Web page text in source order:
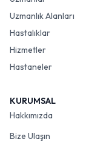
Uzmanlık Alanları
Hastalıklar
Hizmetler
Hastaneler
KURUMSAL
Hakkımızda
Bize Ulaşın